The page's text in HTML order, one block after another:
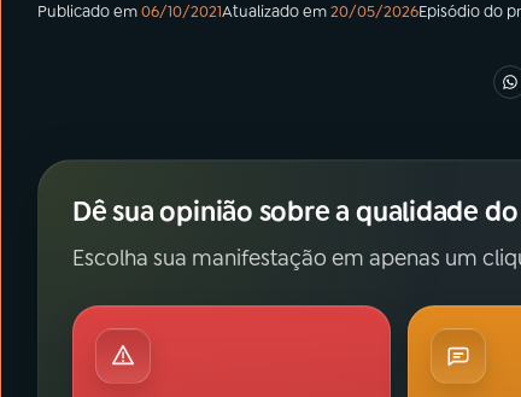
Publicado em06/10/2021Atualizado em20/05/2026Episódiodo
Dê sua opinião sobre a qualidade
Escolha sua manifestação em apenas um